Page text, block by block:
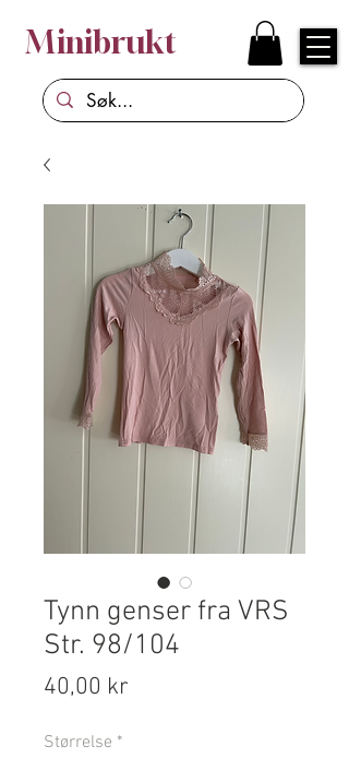
Minibrukt
Tynn genser fra VRS
Str. 98/104
40,00 kr
Størrelse *